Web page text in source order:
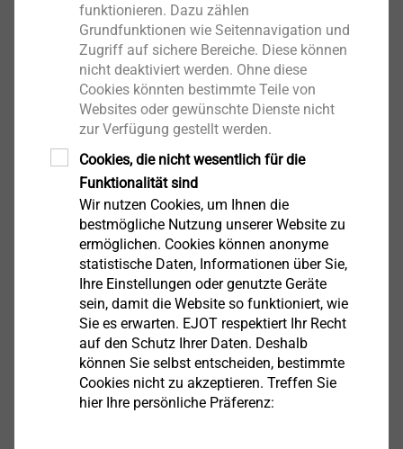
ALtracs®Plus
Produkt anzeigen
EJOT Mikroschrauben
Produkt anzeigen
funktionieren. Dazu zählen
Grundfunktionen wie Seitennavigation und
Zugriff auf sichere Bereiche. Diese können
nicht deaktiviert werden. Ohne diese
Cookies könnten bestimmte Teile von
Websites oder gewünschte Dienste nicht
zur Verfügung gestellt werden.
Cookies, die nicht wesentlich für die
Funktionalität sind
Wir nutzen Cookies, um Ihnen die
bestmögliche Nutzung unserer Website zu
ermöglichen. Cookies können anonyme
statistische Daten, Informationen über Sie,
Ihre Einstellungen oder genutzte Geräte
sein, damit die Website so funktioniert, wie
Sie es erwarten. EJOT respektiert Ihr Recht
auf den Schutz Ihrer Daten. Deshalb
können Sie selbst entscheiden, bestimmte
Cookies nicht zu akzeptieren. Treffen Sie
hier Ihre persönliche Präferenz: